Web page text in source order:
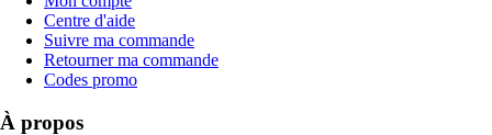
Centre d'aide
Suivre ma commande
Retourner ma commande
Codes promo
À propos